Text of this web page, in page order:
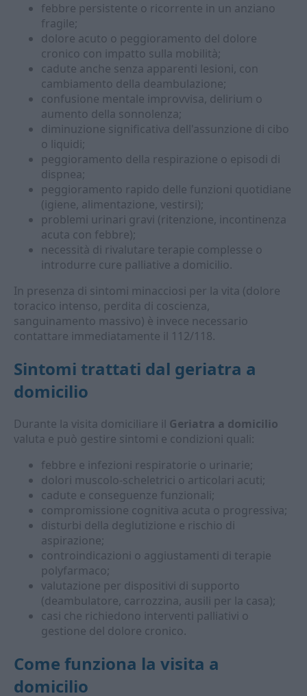
febbre persistente o ricorrente in un anziano
fragile;
dolore acuto o peggioramento del dolore
cronico con impatto sulla mobilità;
cadute anche senza apparenti lesioni, con
cambiamento della deambulazione;
confusione mentale improvvisa, delirium o
aumento della sonnolenza;
diminuzione significativa dell'assunzione di cibo
o liquidi;
peggioramento della respirazione o episodi di
dispnea;
peggioramento rapido delle funzioni quotidiane
(igiene, alimentazione, vestirsi);
problemi urinari gravi (ritenzione, incontinenza
acuta con febbre);
necessità di rivalutare terapie complesse o
introdurre cure palliative a domicilio.
In presenza di sintomi minacciosi per la vita (dolore
toracico intenso, perdita di coscienza,
sanguinamento massivo) è invece necessario
contattare immediatamente il 112/118.
Sintomi trattati dal geriatra a
domicilio
Durante la visita domiciliare il Geriatra a domicilio
valuta e può gestire sintomi e condizioni quali:
febbre e infezioni respiratorie o urinarie;
dolori muscolo-scheletrici o articolari acuti;
cadute e conseguenze funzionali;
compromissione cognitiva acuta o progressiva;
disturbi della deglutizione e rischio di
aspirazione;
controindicazioni o aggiustamenti di terapie
polyfarmaco;
valutazione per dispositivi di supporto
(deambulatore, carrozzina, ausili per la casa);
casi che richiedono interventi palliativi o
gestione del dolore cronico.
Come funziona la visita a
domicilio